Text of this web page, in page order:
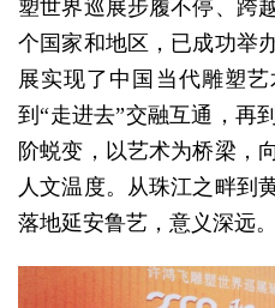
塑世界巡展步履不停、 跨
个国家和地区， 已成功举
展实现了中国当代雕塑艺
到“走进去”交融互通， 再
阶蜕变 ， 以艺术为桥梁，
人文温度。 从珠江之畔到
落地延安鲁艺 ， 意义深远。